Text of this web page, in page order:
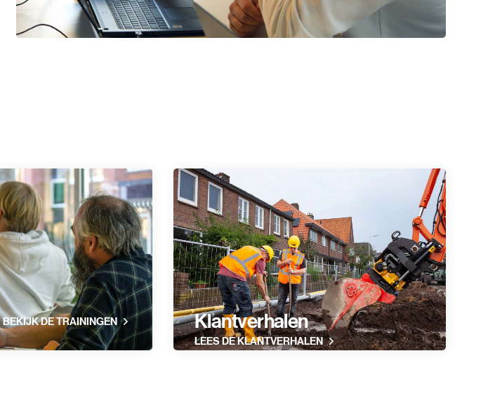
BEKIJK DE TRAININGEN Klantverhalen
LEES DE KLANTVERHALEN